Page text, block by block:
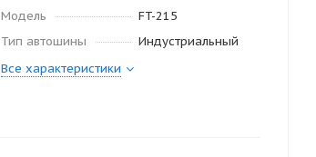
Модель
FT-215
Тип автошины
Индустриальный
Все характеристики